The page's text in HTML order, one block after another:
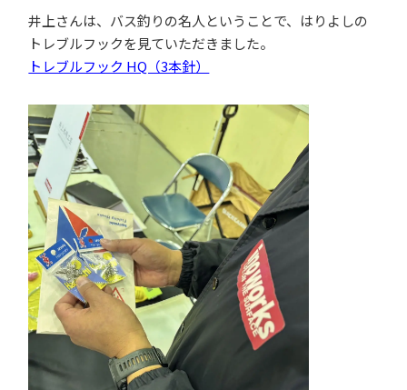
井上さんは、バス釣りの名人ということで、はりよしの
トレブルフックを見ていただきました。
トレブルフック HQ（3本針）